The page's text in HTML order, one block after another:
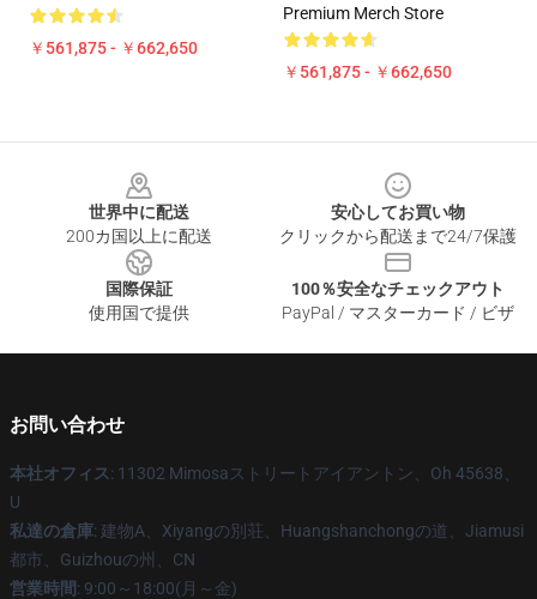
￥561,875 - ￥662,650
Premium Merch Store
￥561,875 - ￥662,650
世界中に配送
200カ国以上に配送
安心してお買い物
クリックから配送まで24/7保護
国際保証
使用国で提供
100％安全なチェックアウト
PayPal / マスターカード / ビザ
お問い合わせ
本社オフィス: 11302 Mimosaストリートアイアントン、Oh 45638、
U
私達の倉庫: 建物A、Xiyangの別荘、Huangshanchongの道、Jiamusi
都市、Guizhouの州、CN
営業時間: 9:00～18:00(月～金)